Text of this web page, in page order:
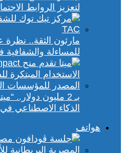
لتعزيز الروابط
مارثون الثقة..
للمساءلة
بـ 2 مليون دولار..
الذكاء الاصطناعي
هواتف